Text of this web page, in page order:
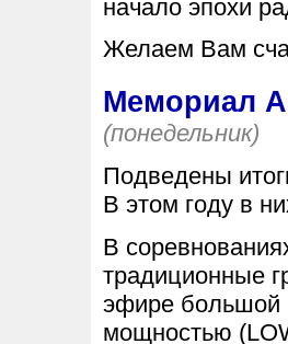
начало эпохи
Желаем Вам
Мемориал
(понедельник)
Подведены
В этом году в
В
традиционные
эфире большой
мощностью